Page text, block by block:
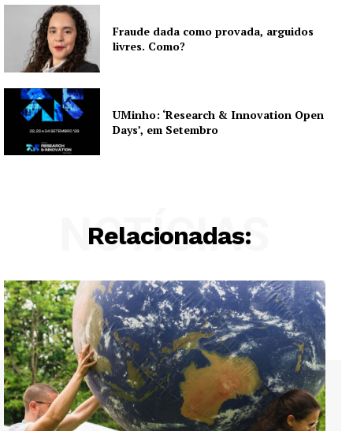
Fraude dada como provada, arguidos
livres. Como?
UMinho: ‘Research & Innovation Open
Days’, em Setembro
Relacionadas:
NOTÍCIAS